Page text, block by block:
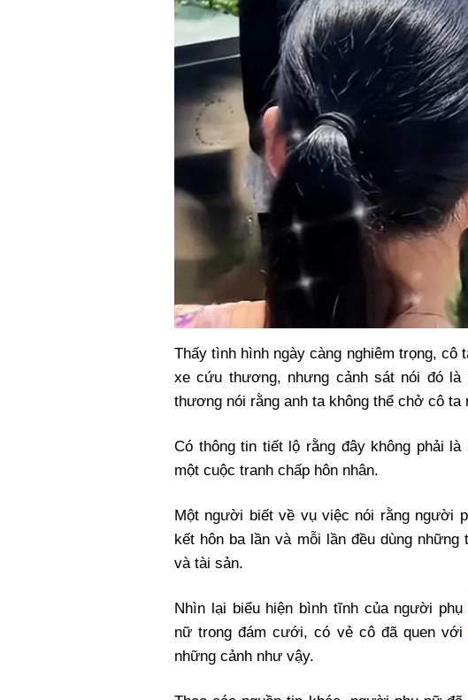
Thấy tình hình ngày càng nghiêm trọng, cô
xe cứu thương, nhưng cảnh sát nói đó
thương nói rằng anh ta không thể chở cô ta
Có thông tin tiết lộ rằng đây không phải
một cuộc tranh chấp hôn nhân.
Một người biết về vụ việc nói rằng người
kết hôn ba lần và mỗi lần đều dùng
và tài sản.
Nhìn lại biểu hiện bình tĩnh của người phụ
nữ trong đám cưới, có vẻ cô đã quen với
những cảnh như vậy.